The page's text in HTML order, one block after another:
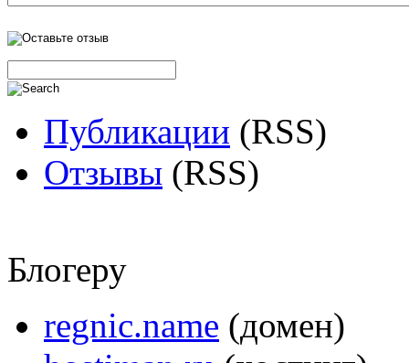
Публикации (RSS)
Отзывы (RSS)
Блогеру
regnic.name (домен)